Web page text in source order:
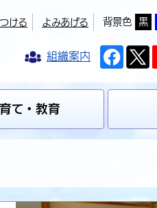
ける よみあげる 背景色 黒
組織案内
て・教育